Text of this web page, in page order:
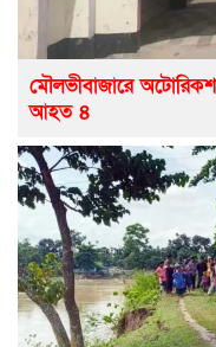
মৌলভীবাজারে
আহত ৪